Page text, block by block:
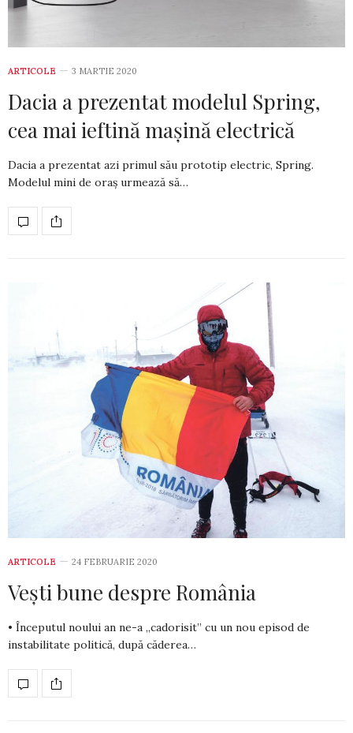
ARTICOLE 3 MARTIE 2020
Dacia a prezentat modelul Spring,
cea mai ieftină mașină electrică
Dacia a prezentat azi primul său prototip electric, Spring.
Modelul mini de oraș urmează să…
ARTICOLE 24 FEBRUARIE 2020
Vești bune despre România
• Începutul noului an ne-a „cadorisit” cu un nou episod de
instabi­litate politică, după căderea…